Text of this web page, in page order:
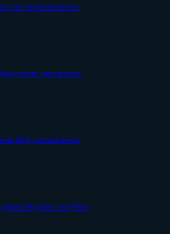
мультиплеера,
диспетчер
бф3 расширеное
пидорас отрубил